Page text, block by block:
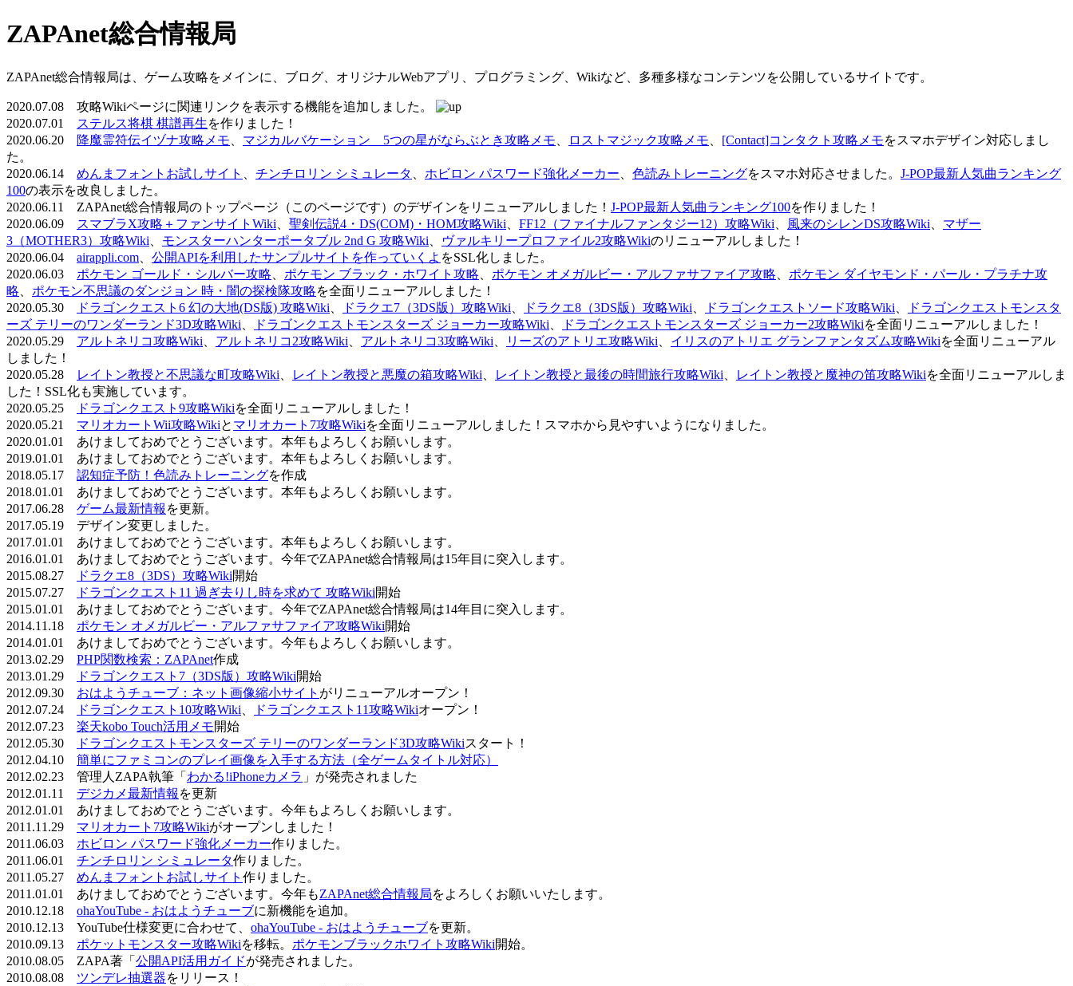
ZAPAnet総合情報局
ZAPAnet総合情報局は、ゲーム攻略をメインに、ブログ、オリジナルWebアプリ、プログラミング、Wikiなど、多種多様なコンテンツを公開しているサイトです。
2020.07.08 攻略Wikiページに関連リンクを表示する機能を追加しました。
2020.07.01
ステルス将棋 棋譜再生を作りました！
2020.06.20
降魔霊符伝イヅナ攻略メモ マジカルバケーション 5つの星がならぶとき攻略メモ ロストマジック攻略メモ [Contact]コンタクト攻略メモをスマホデザイン対応しまし
た。
2020.06.14 めんまフォントお試しサイト チンチロリン シミュレータ ホビロン パスワード強化メーカー 色読みトレーニングをスマホ対応させました。 J-POP最新人気曲ランキング
100の表示を改良しました。
2020.06.11 ZAPAnet総合情報局のトップページ（このページです）のデザインをリニューアルしました！ J-POP最新人気曲ランキング100を作りました！
2020.06.09
スマブラX攻略＋ファンサイトWiki 聖剣伝説4・DS(COM)・HOM攻略Wiki FF12（ファイナルファンタジー12）攻略Wiki 風来のシレンDS攻略Wiki
マザー
3（MOTHER3）攻略Wiki
モンスターハンターポータブル 2nd G 攻略Wiki ヴァルキリープロファイル2攻略Wikiのリニューアルしました！
2020.06.04 airappli.com 公開APIを利用したサンプルサイトを作っていくよ をSSL化しました。
2020.06.03 ポケモン ゴールド・シルバー攻略 ポケモン ブラック・ホワイト攻略 ポケモン オメガルビー・アルファサファイア攻略
ポケモン ダイヤモンド・パール・プラチナ攻
略
ポケモン不思議のダンジョン 時・闇の探検隊攻略を全面リニューアルしました！
2020.05.30
ドラゴンクエスト6 幻の大地(DS版) 攻略Wiki ドラクエ7（3DS版）攻略Wiki ドラクエ8（3DS版）攻略Wiki ドラゴンクエストソード攻略Wiki
ドラゴンクエストモンスタ
ーズ テリーのワンダーランド3D攻略Wiki
ドラゴンクエストモンスターズ ジョーカー攻略Wiki ドラゴンクエストモンスターズ ジョーカー2攻略Wikiを全面リニューアルしました！
2020.05.29 アルトネリコ攻略Wiki アルトネリコ2攻略Wiki アルトネリコ3攻略Wiki リーズのアトリエ攻略Wiki イリスのアトリエ グランファンタズム攻略Wikiを全面リニューアル
しました！
2020.05.28
レイトン教授と不思議な町攻略Wiki レイトン教授と悪魔の箱攻略Wiki レイトン教授と最後の時間旅行攻略Wiki レイトン教授と魔神の笛攻略Wikiを全面リニューアルしま
した！SSL化も実施しています。
2020.05.25
ドラゴンクエスト9攻略Wikiを全面リニューアルしました！
2020.05.21 マリオカートWii攻略Wikiと マリオカート7攻略Wikiを全面リニューアルしました！スマホから見やすいようになりました。
2020.01.01 あけましておめでとうございます。本年もよろしくお願いします。
2019.01.01 あけましておめでとうございます。本年もよろしくお願いします。
2018.05.17 認知症予防！色読みトレーニングを作成
2018.01.01 あけましておめでとうございます。本年もよろしくお願いします。
2017.06.28 ゲーム最新情報 を更新。
2017.05.19 デザイン変更しました。
2017.01.01 あけましておめでとうございます。本年もよろしくお願いします。
2016.01.01 あけましておめでとうございます。今年でZAPAnet総合情報局は15年目に突入します。
2015.08.27
ドラクエ8（3DS）攻略Wiki開始
2015.07.27
ドラゴンクエスト11 過ぎ去りし時を求めて 攻略Wiki開始
2015.01.01 あけましておめでとうございます。今年でZAPAnet総合情報局は14年目に突入します。
2014.11.18 ポケモン オメガルビー・アルファサファイア攻略Wiki開始
2014.01.01 あけましておめでとうございます。今年もよろしくお願いします。
2013.02.29 PHP関数検索：ZAPAnet作成
2013.01.29
ドラゴンクエスト7（3DS版）攻略Wiki開始
2012.09.30 おはようチューブ：ネット画像縮小サイト がリニューアルオープン！
2012.07.24
ドラゴンクエスト10攻略Wiki ドラゴンクエスト11攻略Wikiオープン！
2012.07.23 楽天kobo Touch活用メモ開始
2012.05.30
ドラゴンクエストモンスターズ テリーのワンダーランド3D攻略Wikiスタート！
2012.04.10 簡単にファミコンのプレイ画像を入手する方法（全ゲームタイトル対応）
2012.02.23 管理人ZAPA執筆「 わかる!iPhoneカメラ 」が発売されました
2012.01.11 デジカメ最新情報 を更新
2012.01.01 あけましておめでとうございます。今年もよろしくお願いします。
2011.11.29 マリオカート7攻略Wikiがオープンしました！
2011.06.03 ホビロン パスワード強化メーカー作りました。
2011.06.01 チンチロリン シミュレータ作りました。
2011.05.27 めんまフォントお試しサイト 作りました。
2011.01.01 あけましておめでとうございます。今年もZAPAnet総合情報局をよろしくお願いいたします。
2010.12.18 ohaYouTube - おはようチューブに新機能を追加。
2010.12.13 YouTube仕様変更に合わせて、 ohaYouTube - おはようチューブを更新。
2010.09.13 ポケットモンスター攻略Wikiを移転。 ポケモンブラックホワイト攻略Wiki開始。
2010.08.05 ZAPA著「 公開API活用ガイドが発売されました。
2010.08.08 ツンデレ抽選器をリリース！